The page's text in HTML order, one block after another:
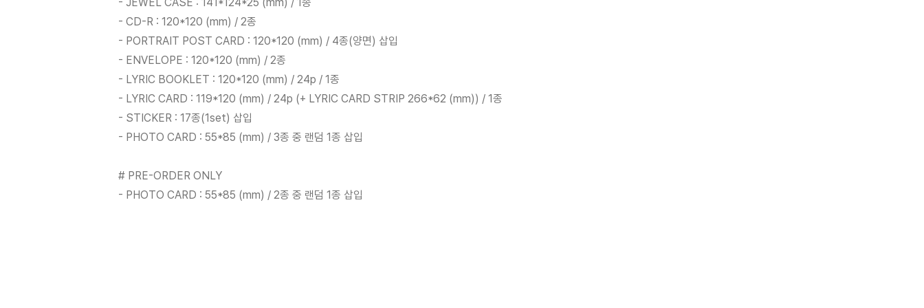
- CD-R : 120*120 (mm) / 2종
- PORTRAIT POST CARD : 120*120 (mm) / 4종(양면) 삽입
- ENVELOPE : 120*120 (mm) / 2종
- LYRIC BOOKLET : 120*120 (mm) / 24p / 1종
- LYRIC CARD : 119*120 (mm) / 24p (+ LYRIC CARD STRIP 266*62 (mm)) / 1종
- STICKER : 17종(1set) 삽입
- PHOTO CARD : 55*85 (mm) / 3종 중 랜덤 1종 삽입
# PRE-ORDER ONLY
- PHOTO CARD : 55*85 (mm) / 2종 중 랜덤 1종 삽입